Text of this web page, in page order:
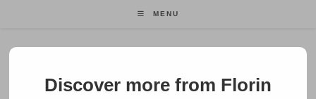
MENU
Florin Grozea
Discover more from Florin